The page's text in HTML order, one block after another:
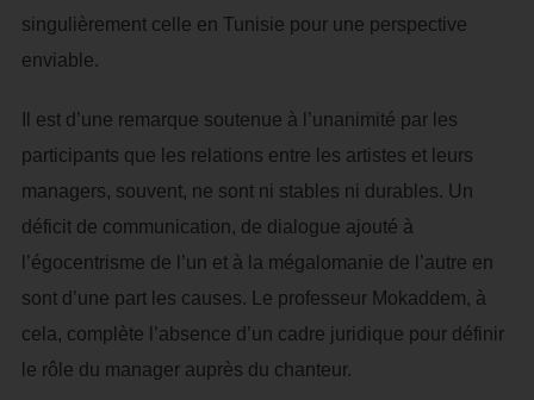
singulièrement celle en Tunisie pour une perspective
enviable.
Il est d’une remarque soutenue à l’unanimité par les
participants que les relations entre les artistes et leurs
managers, souvent, ne sont ni stables ni durables. Un
déficit de communication, de dialogue ajouté à
l’égocentrisme de l’un et à la mégalomanie de l’autre en
sont d’une part les causes. Le professeur Mokaddem, à
cela, complète l’absence d’un cadre juridique pour définir
le rôle du manager auprès du chanteur.